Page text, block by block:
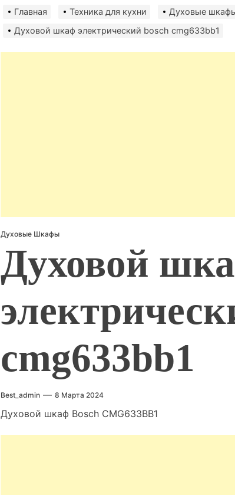
Главная Техника для кухни
Духовые
Духовой шкаф электрический bosch cmg633bb1
Духовые Шкафы
Духовой
cmg633bb1
Best_admin 8 Марта 2024
Духовой шкаф Bosch CMG633BB1